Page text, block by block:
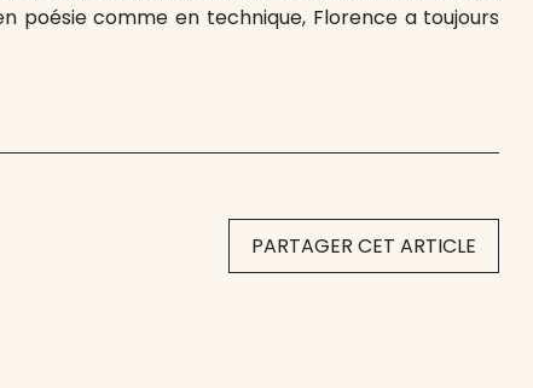
poésie comme en technique, Florence a toujours
PARTAGER CET ARTICLE